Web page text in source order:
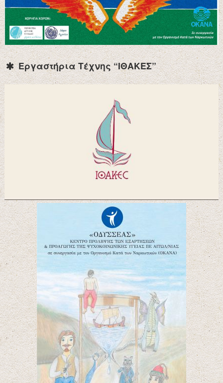
Εργαστήρια Τέχνης “ΙΘΑΚΕΣ”